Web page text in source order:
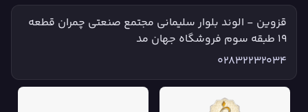
قزوین - الوند بلوار سلیمانی مجتمع صنعتی چمران قطعه
۱۹ طبقه سوم فروشگاه جهان مد
02832232034